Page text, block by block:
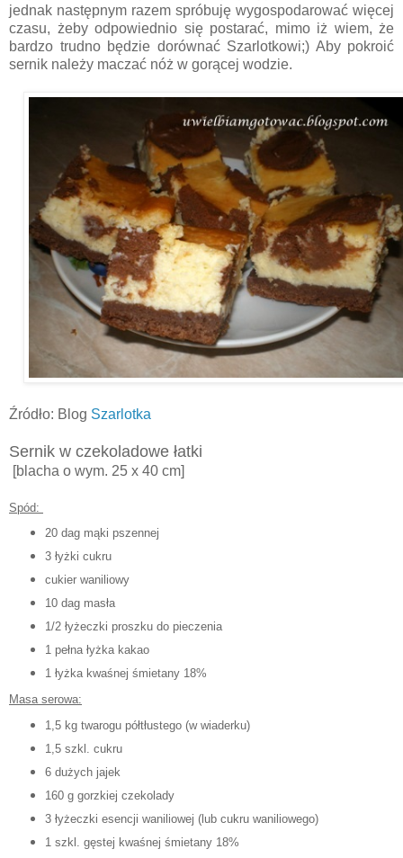
jednak następnym razem spróbuję wygospodarować więcej
czasu, żeby odpowiednio się postarać, mimo iż wiem, że
bardzo trudno będzie dorównać Szarlotkowi;) Aby pokroić
sernik należy maczać nóż w gorącej wodzie.
Źródło: Blog Szarlotka
Sernik w czekoladowe łatki
[blacha o wym. 25 x 40 cm]
Spód:
20 dag mąki pszennej
3 łyżki cukru
cukier waniliowy
10 dag masła
1/2 łyżeczki proszku do pieczenia
1 pełna łyżka kakao
1 łyżka kwaśnej śmietany 18%
Masa serowa:
1,5 kg twarogu półtłustego (w wiaderku)
1,5 szkl. cukru
6 dużych jajek
160 g gorzkiej czekolady
3 łyżeczki esencji waniliowej (lub cukru waniliowego)
1 szkl. gęstej kwaśnej śmietany 18%